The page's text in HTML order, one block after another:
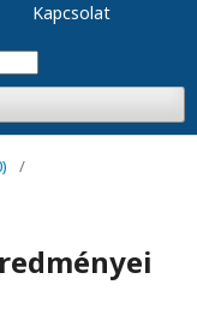
Kapcsolat
/